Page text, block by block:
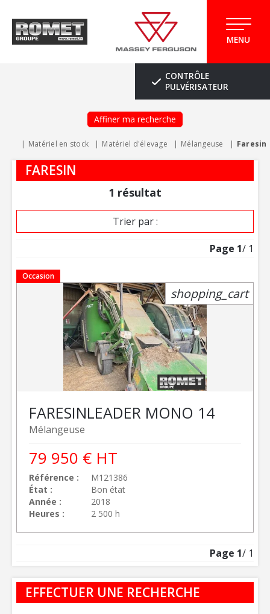
MENU
CONTRÔLE
PULVÉRISATEUR
Affiner ma recherche
Matériel en stock Matériel d'élevage Mélangeuse Faresin
FARESIN
1 résultat
Trier par :
Page 1/ 1
Occasion
Mélangeuse
FARESINLEADER MONO 14
Référence
M121386
État
Bon état
Année
2018
Heures
2 500 h
79 950 € HT
shopping_cart
Page 1/ 1
EFFECTUER UNE RECHERCHE